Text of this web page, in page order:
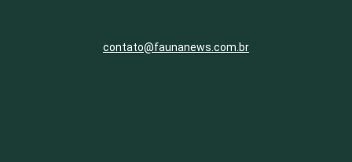
contato@faunanews.com.br